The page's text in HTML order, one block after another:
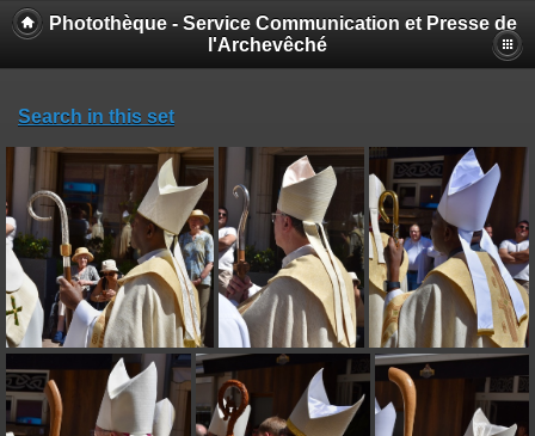
Photothèque - Service Communication et Presse de
l'Archevêché
Search in this set